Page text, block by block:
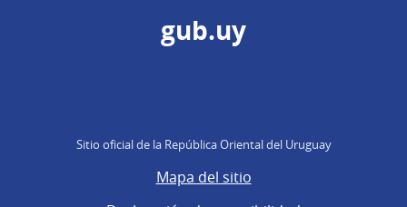
gub.uy
Sitio oficial de la República Oriental del Uruguay
Mapa del sitio